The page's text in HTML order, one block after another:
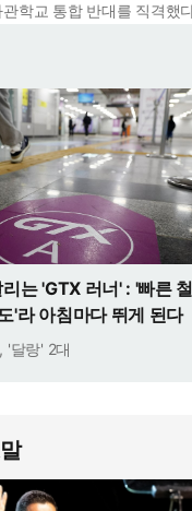
는 'GTX 러너' : '빠른 철
'라 아침마다 뛰게 된다
'달랑' 2대